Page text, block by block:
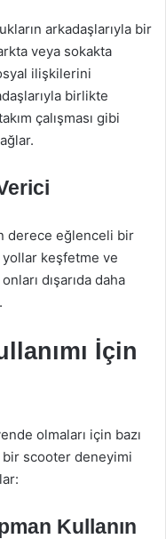
arkadaşlarıyla bir
veya sokakta
ilişkilerini
birlikte
çalışması gibi
derece eğlenceli bir
yollar keşfetme ve
dışarıda daha
İçin
olmaları için bazı
scooter deneyimi
Kullanın